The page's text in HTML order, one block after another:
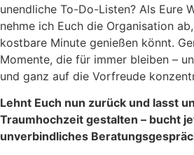
unendliche To-Do-Listen? Als Eure
nehme ich Euch die Organisation
kostbare Minute genießen könnt.
Momente, die für immer bleiben –
und ganz auf die Vorfreude
Lehnt Euch nun zurück und lasst
Traumhochzeit gestalten – bucht
unverbindliches